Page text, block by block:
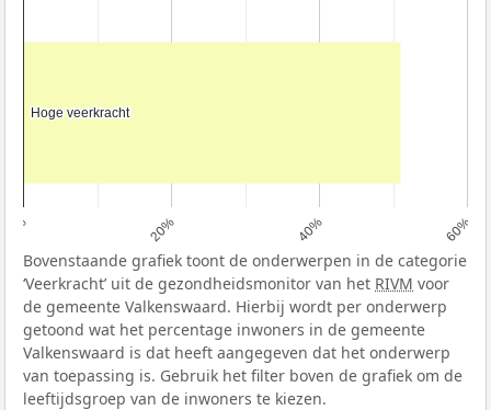
0% 20% 40% 60%
Hoge veerkracht
Hoge veerkracht
Bovenstaande grafiek toont de onderwerpen in de categorie
‘Veerkracht’ uit de gezondheidsmonitor van het RIVM voor
de gemeente Valkenswaard. Hierbij wordt per onderwerp
getoond wat het percentage inwoners in de gemeente
Valkenswaard is dat heeft aangegeven dat het onderwerp
van toepassing is. Gebruik het filter boven de grafiek om de
leeftijdsgroep van de inwoners te kiezen.